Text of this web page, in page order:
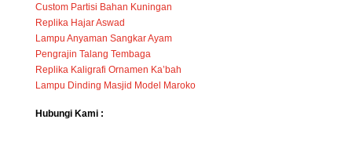
Custom Partisi Bahan Kuningan
Replika Hajar Aswad
Lampu Anyaman Sangkar Ayam
Pengrajin Talang Tembaga
Replika Kaligrafi Ornamen Ka’bah
Lampu Dinding Masjid Model Maroko
Hubungi Kami :